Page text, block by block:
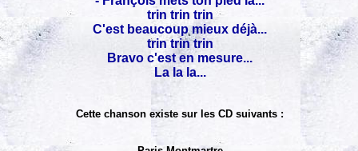
trin trin trin
C'est beaucoup mieux déjà...
trin trin trin
Bravo c'est en mesure...
La la la...
Cette chanson existe sur les CD suivants :